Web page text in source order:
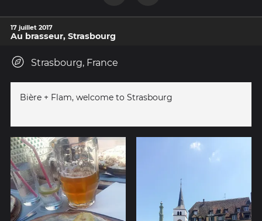
17 juillet 2017
Au brasseur, Strasbourg
Strasbourg, France
Bière + Flam, welcome to Strasbourg